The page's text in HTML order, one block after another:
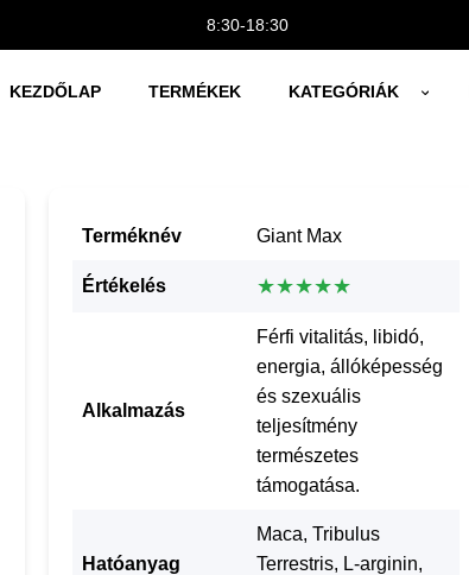
8:30-18:30
KEZDŐLAP TERMÉKEK KATEGÓRIÁK
Terméknév Giant Max
Értékelés ★★★★★
Alkalmazás
Férfi vitalitás, libidó,
energia, állóképesség
és szexuális
teljesítmény
természetes
támogatása.
Hatóanyag
Maca, Tribulus
Terrestris, L-arginin,